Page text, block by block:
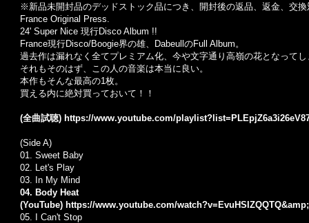
※新品未開封品のデッドストック品につき、開封後の返品、返金、交
France Original Press.
24' Super Nice 現行Disco Album !!
France現行Disco/Boogie界の雄、DabeullのFull Album。
過去作は漏れなく全てプレミアム化、今や文字通り高嶺の花となって
それもそのはず、この人の音楽は本当に良い。
本作もそんな最高の1枚。
買える内に絶対買っておいて！！
(全曲試聴) https://www.youtube.com/
(Side A)
01. Sweet Baby
02. Let's Play
03. In My Mind
04. Body Heat
(YouTube) https://www.youtube.com/
05. I Can't Stop